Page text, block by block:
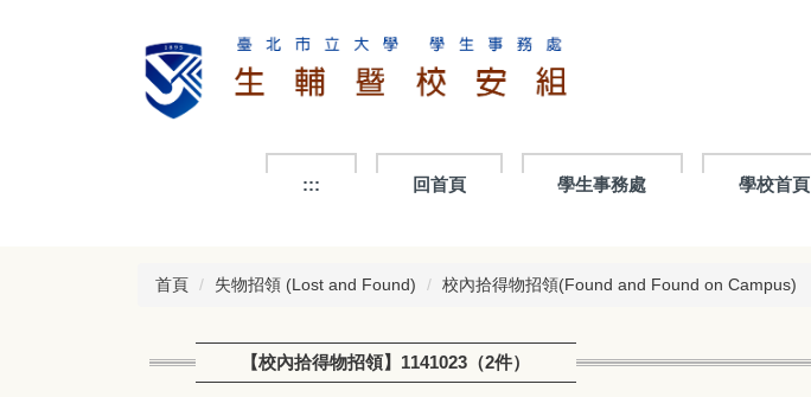
::: 回首頁 學生事務處 學校首頁
首頁 失物招領 (Lost and Found) 校內拾得物招領(Found and Found on Campus)
【校內拾得物招領】1141023（2件）